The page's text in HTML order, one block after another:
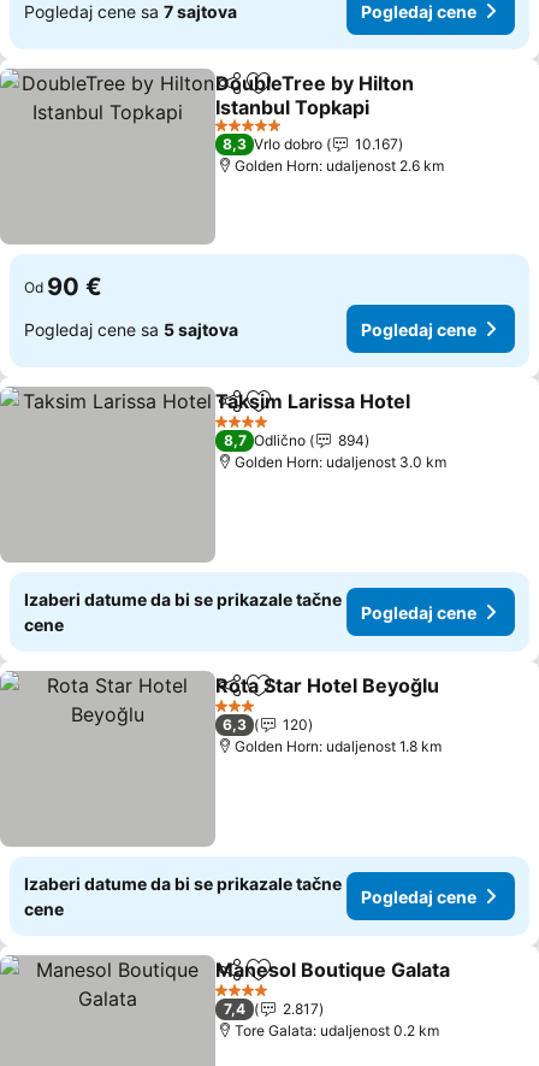
Pogledaj cene sa 7 sajtova Pogledaj cene
Deli Dodati u favorite
DoubleTree by Hilton
Istanbul Topkapi
Pogledaj cene
5 Zvezdice
8,3 Vrlo dobro
10.167
Golden Horn: udaljenost 2.6 km
Od 90 €
Pogledaj cene sa 5 sajtova Pogledaj cene
Deli Dodati u favorite
Taksim Larissa Hotel
4 Zvezdice
8,7 Odlično
894
Golden Horn: udaljenost 3.0 km
Izaberi datume da bi se prikazale tačne
cene
Pogledaj cene
Deli Dodati u favorite
Rota Star Hotel Beyoğlu
3 Zvezdice
6,3
120
Golden Horn: udaljenost 1.8 km
Izaberi datume da bi se prikazale tačne
cene
Pogledaj cene
Deli Dodati u favorite
Manesol Boutique Galata
4 Zvezdice
7,4
2.817
Tore Galata: udaljenost 0.2 km